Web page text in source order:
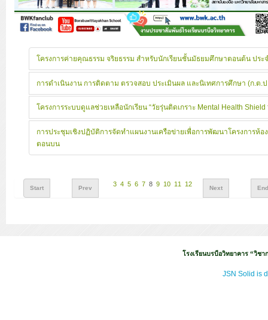
โครงการค่ายคุณธรรม จริยธรรม สำหรับนักเรียนชั้นมัธยมศึกษาตอนต้น ปร
การดำเนินงาน การติดตาม ตรวจสอบ ประเมินผล และนิเทศการศึกษา (ก.ต
โครงการระบบดูแลช่วยเหลือนักเรียน “วัยรุ่นติดเกราะ Mental Health
การประชุมเชิงปฏิบัติการจัดทำแผนงานเครือข่ายเพื่อการพัฒนาโครงการห้
ตอนบน
Start Prev
3 4 5 6 7 8 9 10 11 12
Next
โรงเรียนบรบือวิทยาคาร “วิช
JSN Solid is